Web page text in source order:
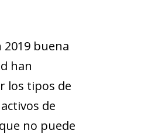
buena
han
los tipos de
de
no puede